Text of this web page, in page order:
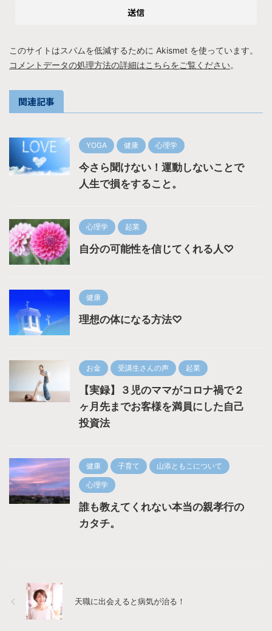
このサイトはスパムを低減するために Akismet を使っています。
コメントデータの処理方法の詳細はこちらをご覧ください。
関連記事
YOGA 健康 心理学
今さら聞けない！運動しないことで
人生で損をすること。
心理学 起業
自分の可能性を信じてくれる人♡
健康
理想の体になる方法♡
お金 受講生さんの声 起業
【実録】３児のママがコロナ禍で２
ヶ月先までお客様を満員にした自己
投資法
健康 子育て 山添ともこについて
心理学
誰も教えてくれない本当の親孝行の
カタチ。
天職に出会えると病気が治る！